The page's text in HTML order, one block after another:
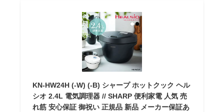
KN-HW24H (-W) (-B) シャープ ホットクック ヘル
シオ 2.4L 電気調理器 // SHARP 便利家電 人気 売
れ筋 安心保証 御祝い 正規品 新品 メーカー保証あ